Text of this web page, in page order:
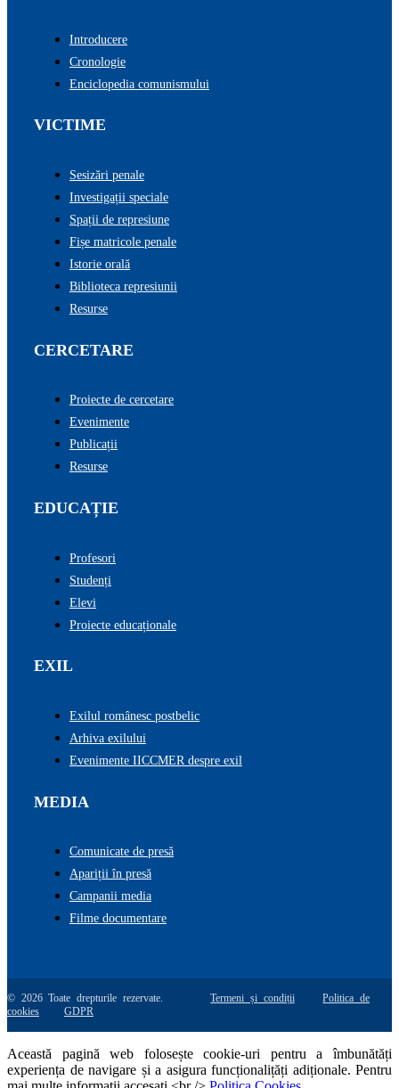
Introducere
Cronologie
Enciclopedia comunismului
VICTIME
Sesizări penale
Investigații speciale
Spații de represiune
Fișe matricole penale
Istorie orală
Biblioteca represiunii
Resurse
CERCETARE
Proiecte de cercetare
Evenimente
Publicații
Resurse
EDUCAȚIE
Profesori
Studenți
Elevi
Proiecte educaționale
EXIL
Exilul românesc postbelic
Arhiva exilului
Evenimente IICCMER despre exil
MEDIA
Comunicate de presă
Apariții în presă
Campanii media
Filme documentare
© 2026 Toate drepturile rezervate.Termeni și condiții
Politica de
cookies
GDPR
Această pagină web folosește cookie-uri pentru a îmbunătăți
experiența de navigare și a asigura funcționalițăți adiționale. Pentru